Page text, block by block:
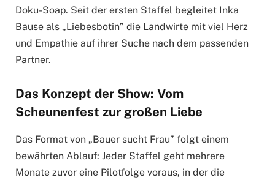
Doku-Soap. Seit der ersten Staffel begleitet Inka
Bause als „Liebesbotin” die Landwirte mit viel Herz
und Empathie auf ihrer Suche nach dem passenden
Partner.
Das Konzept der Show: Vom
Scheunenfest zur großen Liebe
Das Format von „Bauer sucht Frau” folgt einem
bewährten Ablauf: Jeder Staffel geht mehrere
Monate zuvor eine Pilotfolge voraus, in der die